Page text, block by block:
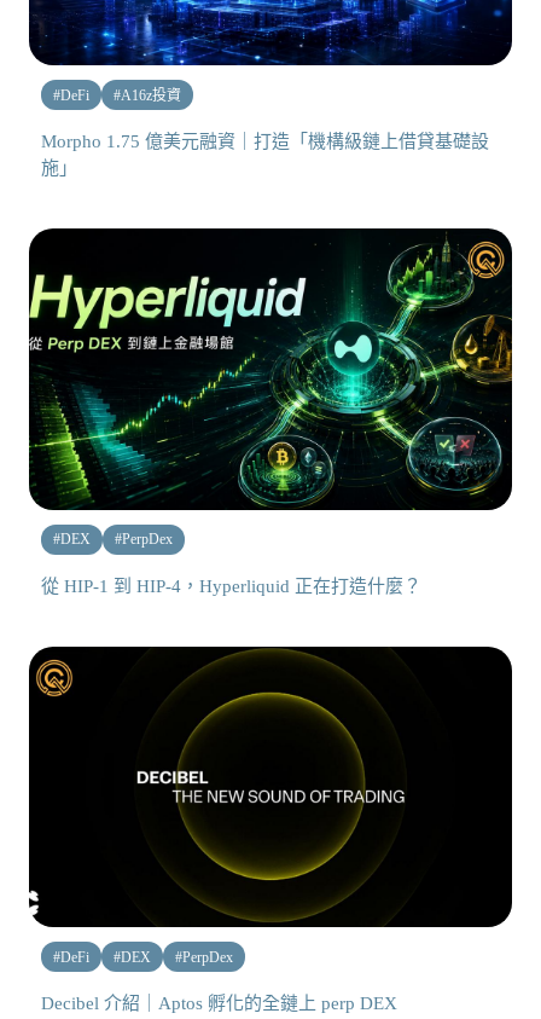
#DeFi #A16z投資
Morpho 1.75 億美元融資｜打造「機構級鏈上借貸基礎設
施」
#DEX #PerpDex
從 HIP-1 到 HIP-4，Hyperliquid 正在打造什麼？
#DeFi #DEX #PerpDex
Decibel 介紹｜Aptos 孵化的全鏈上 perp DEX